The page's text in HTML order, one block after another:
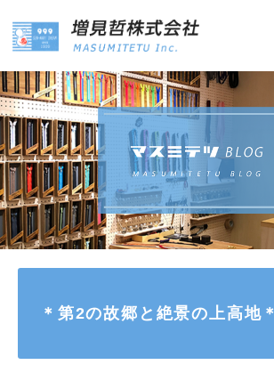
＊第2の故郷と絶景の上高地＊